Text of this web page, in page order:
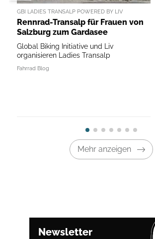
GBI LADIES TRANSALP POWERED BY LIV
Rennrad-Transalp für Frauen von
Salzburg zum Gardasee
Global Biking Initiative und Liv
organisieren Ladies Transalp
Fahrrad Blog
Mehr anzeigen
Newsletter